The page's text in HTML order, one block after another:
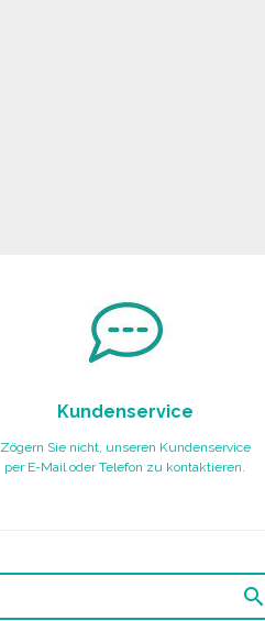
Kundenservice
Zögern Sie nicht, unseren Kundenservice
per E-Mail oder Telefon zu kontaktieren.
